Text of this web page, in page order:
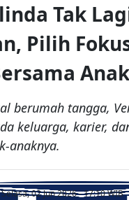
Tak
Pilih
Anak
berumah tangga,
keluarga, karier,
anaknya.
02 Jun 2026 - 17:10 WIB